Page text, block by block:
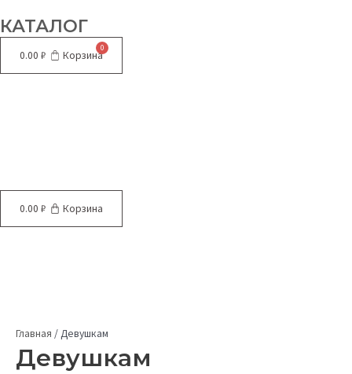
КАТАЛОГ
0.00 ₽ Корзина
0.00 ₽ Корзина
Главная /Девушкам
Девушкам